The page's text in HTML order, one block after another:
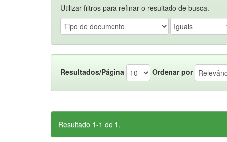
Utilizar filtros para refinar o resultado de busca.
Resultados/Página Ordenar por
Resultado 1-1 de 1.